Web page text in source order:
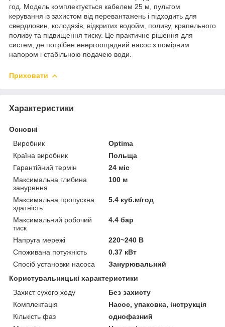
год. Модель комплектується кабелем 25 м, пультом
керування із захистом від перевантажень і підходить для
свердловин, колодязів, відкритих водойм, поливу, крапельного
поливу та підвищення тиску. Це практичне рішення для
систем, де потрібен енергоощадний насос з помірним
напором і стабільною подачею води.
Приховати
Характеристики
Основні
Виробник
Optima
Країна виробник
Польща
Гарантійний термін
24 міс
Максимальна глибина
занурення
100 м
Максимальна пропускна
здатність
5.4 куб.м/год
Максимальний робочий
тиск
4.4 бар
Напруга мережі
220~240 В
Споживана потужність
0.37 кВт
Спосіб установки насоса
Занурювальний
Користувальницькі характеристики
Захист сухого ходу
Без захисту
Комплектація
Насос, упаковка, інструкція
Кількість фаз
однофазний